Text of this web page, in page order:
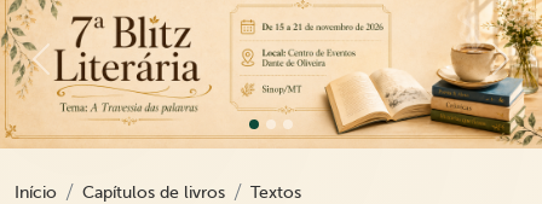
Previous
Início Capítulos de livros Textos